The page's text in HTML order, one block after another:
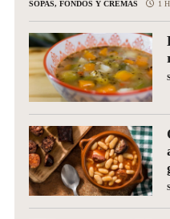
SOPAS, FONDOS Y CREMAS 1